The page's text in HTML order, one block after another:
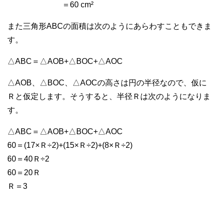
＝60 cm²
また三角形ABCの面積は次のようにあらわすこともできま
す。
△ABC＝△AOB+△BOC+△AOC
△AOB、△BOC、△AOCの高さは円の半径なので、仮に
Ｒと仮定します。そうすると、半径Ｒは次のようになりま
す。
△ABC＝△AOB+△BOC+△AOC
60＝(17×Ｒ÷2)+(15×Ｒ÷2)+(8×Ｒ÷2)
60＝40Ｒ÷2
60＝20Ｒ
Ｒ＝3